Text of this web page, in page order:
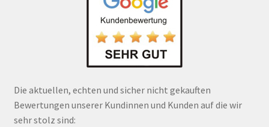
Die aktuellen, echten und sicher nicht gekauften
Bewertungen unserer Kundinnen und Kunden auf die wir
sehr stolz sind: